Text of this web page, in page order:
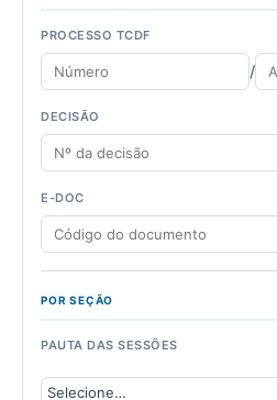
PROCESSO TCDF
/
DECISÃO
E-DOC
POR SEÇÃO
PAUTA DAS SESSÕES